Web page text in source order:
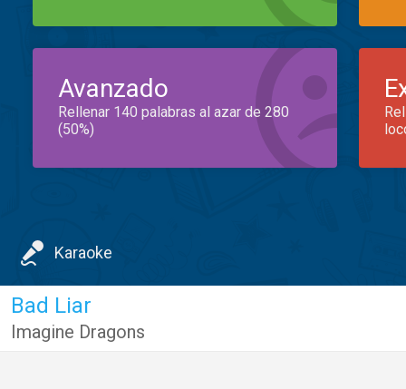
Avanzado
Rellenar 140 palabras al azar de 280
(50%)
Karaoke
Bad Liar
Imagine Dragons